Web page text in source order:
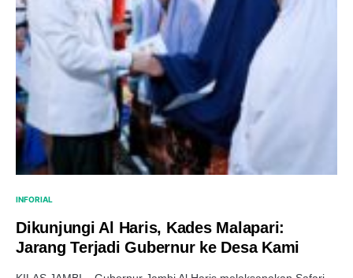
INFORIAL
Dikunjungi Al Haris, Kades Malapari:
Jarang Terjadi Gubernur ke Desa Kami